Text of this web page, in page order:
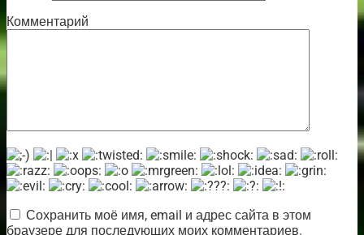
Комментарий
Сохранить моё имя, email и адрес сайта в этом
браузере для последующих моих комментариев.